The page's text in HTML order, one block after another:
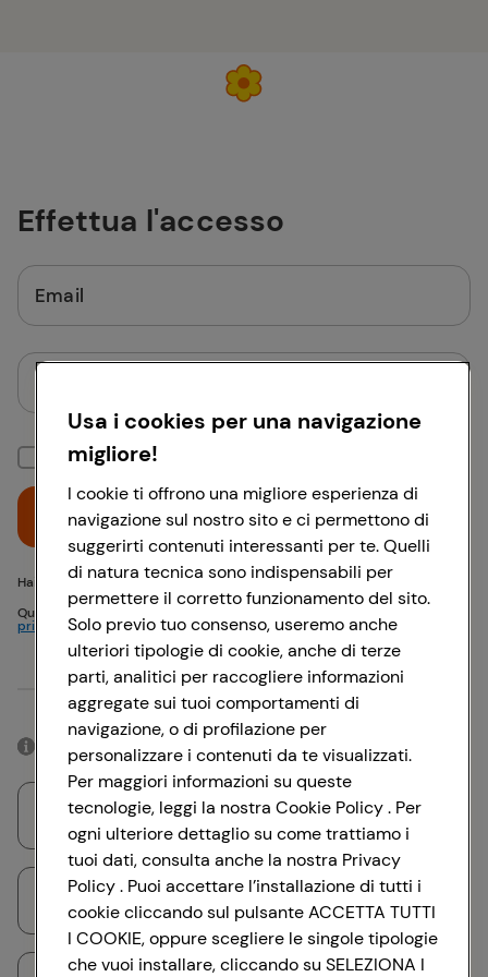
Effettua l'accesso
Email
Mantieni la sessione attiva
Hai problemi di accesso? {{recover-pwd}} o {{recover-email}}
Questo sito è protetto da reCAPTCHA e si applicano
privacy eTermini di servizioGoogle
Accedi
Oppure
Accedendo con il tuo account social, rimarrai connesso per 12 ore.
Accedi con Google
Usa i cookies per una navigazione
migliore!
I cookie ti offrono una migliore esperienza di
navigazione sul nostro sito e ci permettono di
suggerirti contenuti interessanti per te. Quelli
di natura tecnica sono indispensabili per
permettere il corretto funzionamento del sito.
Solo previo tuo consenso, useremo anche
ulteriori tipologie di cookie, anche di terze
parti, analitici per raccogliere informazioni
aggregate sui tuoi comportamenti di
navigazione, o di profilazione per
personalizzare i contenuti da te visualizzati.
Per maggiori informazioni su queste
tecnologie, leggi la nostra Cookie Policy . Per
ogni ulteriore dettaglio su come trattiamo i
tuoi dati, consulta anche la nostra Privacy
Policy . Puoi accettare l’installazione di tutti i
cookie cliccando sul pulsante ACCETTA TUTTI
I COOKIE, oppure scegliere le singole tipologie
che vuoi installare, cliccando su SELEZIONA I